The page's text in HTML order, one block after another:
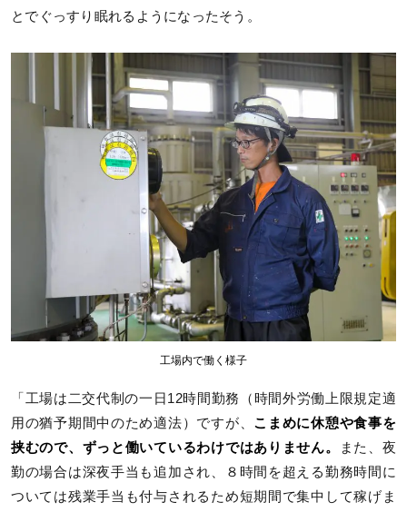
とでぐっすり眠れるようになったそう。
工場内で働く様子
「工場は二交代制の一日12時間勤務（時間外労働上限規定適
用の猶予期間中のため適法）ですが、 こまめに休憩や食事を
挟むので、ずっと働いているわけではありません。
また、夜
勤の場合は深夜手当も追加され、８時間を超える勤務時間に
ついては残業手当も付与されるため短期間で集中して稼げま